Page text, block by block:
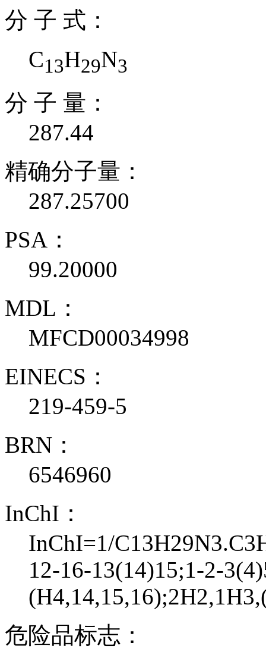
分 子 式：
C13H29N3
分 子 量：
287.44
精确分子量：
287.25700
PSA：
99.20000
MDL：
MFCD00034998
EINECS：
219-459-5
BRN：
6546960
InChI：
InChI=1/
12-16-13(14)15;1-2-
危险品标志：